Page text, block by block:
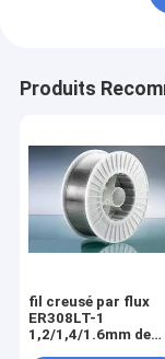
Produits
fil creusé par flux
ER308LT-1
1,2/1,4/1.6mm de